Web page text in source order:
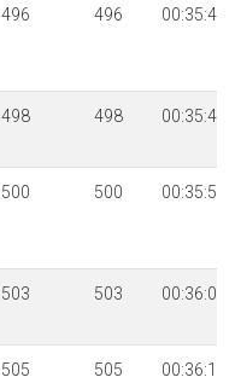
496 496 00:35:44
498 498 00:35:49
500 500 00:35:54
503 503 00:36:09
505 505 00:36:13